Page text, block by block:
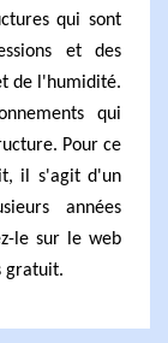
qui sont
et des
de l'humidité.
qui
Pour ce
il s'agit d'un
années
le sur le web
gratuit.